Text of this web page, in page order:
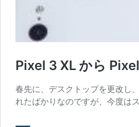
Pixel 3 XL から
春先に、デスクトップを更改し
れたばかりなのですが、今度は